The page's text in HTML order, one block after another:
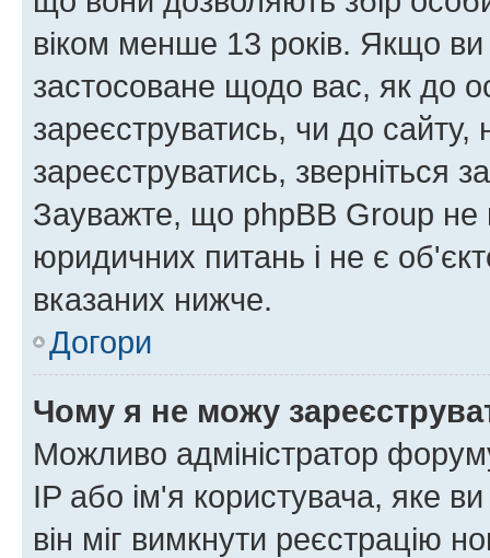
віком менше 13 років. Якщо
застосоване щодо вас, як до
зареєструватись, чи до
зареєструватись, зверніться
Зауважте, що phpBB Group не
юридичних питань і не є
вказаних нижче.
Догори
Чому я не можу
Можливо адміністратор
IP або ім'я користувача, яке
він міг вимкнути реєстрацію